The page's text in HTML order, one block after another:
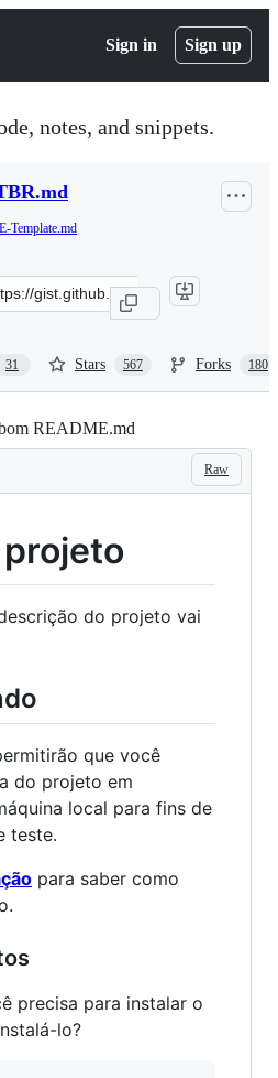
Sign in Sign up
notes, and snippets.
Template.md
31 Stars 567 Forks 180
README.md
Raw
do projeto vai
que você
do projeto em
local para fins de
teste.
para saber como
precisa para instalar o
lo?